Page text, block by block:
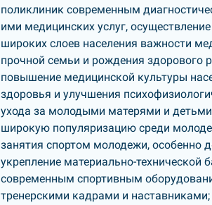
поликлиник современным
ими медицинских услуг,
широких слоев населения важности
прочной семьи и рождения здорового
повышение медицинской культуры
здоровья и улучшения
ухода за молодыми матерями и
широкую популяризацию среди
занятия спортом молодежи, особенно
укрепление материально-
современным спортивным
тренерскими кадрами и наставниками;